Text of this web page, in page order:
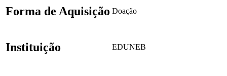
Forma de Aquisição Doação
Instituição EDUNEB